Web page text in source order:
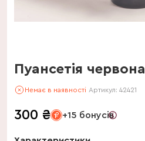
Пуансетія червона
Немає в наявності Артикул: 42421
300 ₴ +15 бонусів